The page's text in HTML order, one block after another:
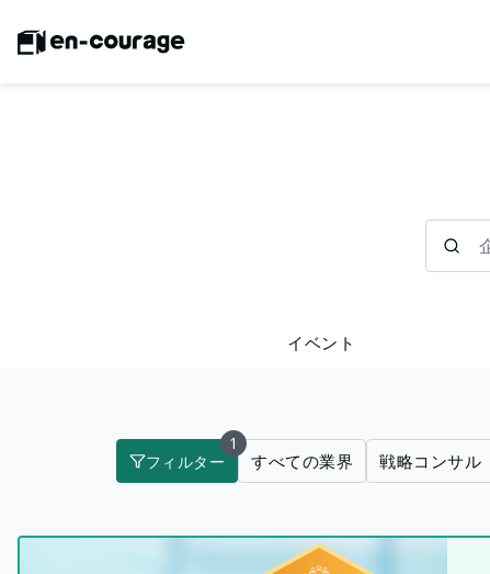
イベント
フィルター
1
すべての業界 戦略コンサル